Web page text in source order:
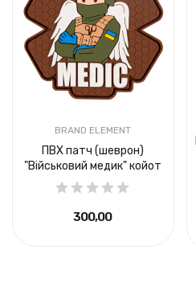
BRAND ELEMENT
ПВХ патч (шеврон)
"Військовий медик" койот
300,00 ₴